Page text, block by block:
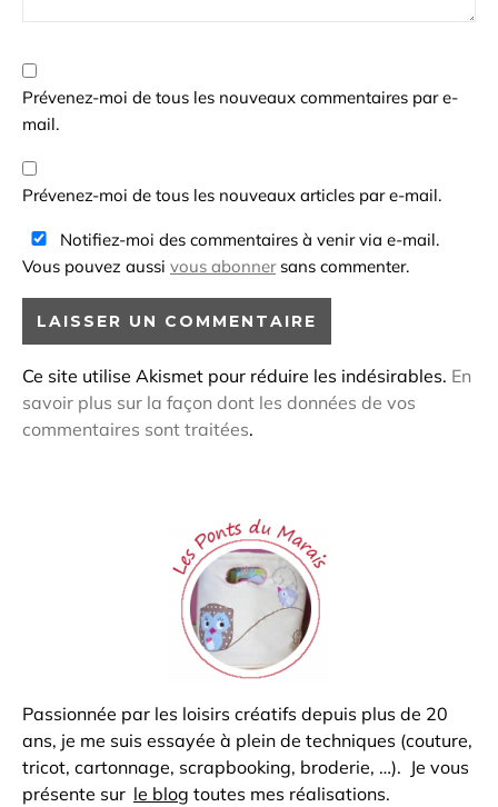
Prévenez-moi de tous les nouveaux commentaires par e-
mail.
Prévenez-moi de tous les nouveaux articles par e-mail.
Notifiez-moi des commentaires à venir via e-mail.
Vous pouvez aussi vous abonnersans commenter.
Ce site utilise Akismet pour réduire les indésirables. En
savoir plus sur la façon dont les données de vos
commentaires sont traitées.
Passionnée par les loisirs créatifs depuis plus de 20
ans, je me suis essayée à plein de techniques (couture,
tricot, cartonnage, scrapbooking, broderie, …). Je vous
présente sur le blog toutes mes réalisations.